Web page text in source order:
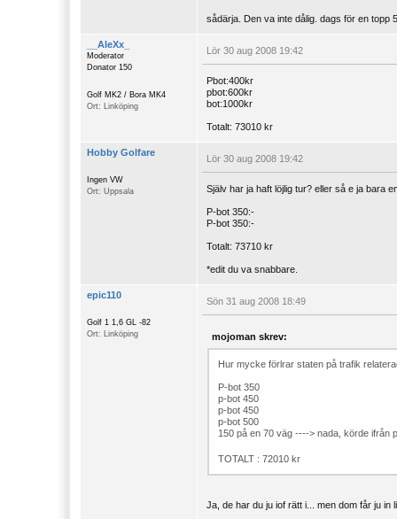
sådärja. Den va inte dålig. dags för en topp
__AleXx_
Moderator
Donator 150
Golf MK2 / Bora MK4
Ort: Linköping
Lör 30 aug 2008 19:42
Pbot:400kr
pbot:600kr
bot:1000kr
Totalt: 73010 kr
Hobby Golfare
Ingen VW
Ort: Uppsala
Lör 30 aug 2008 19:42
Själv har ja haft löjlig tur? eller så e ja bara
P-bot 350:-
P-bot 350:-
Totalt: 73710 kr
*edit du va snabbare.
epic110
Golf 1 1,6 GL -82
Ort: Linköping
Sön 31 aug 2008 18:49
mojoman skrev:
Hur mycke förlrar staten på trafik
P-bot 350
p-bot 450
p-bot 450
p-bot 500
150 på en 70 väg ----> nada, körde ifrån
TOTALT : 72010 kr
Ja, de har du ju iof rätt i... men dom får ju